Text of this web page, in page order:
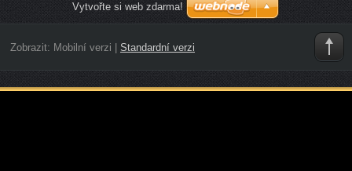
Vytvořte si web zdarma!
Zobrazit: Mobilní verzi Standardní verzi